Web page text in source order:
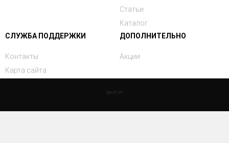
Статьи
Каталог
СЛУЖБА ПОДДЕРЖКИ
Контакты
Карта сайта
ДОПОЛНИТЕЛЬНО
Акции
OpenCart